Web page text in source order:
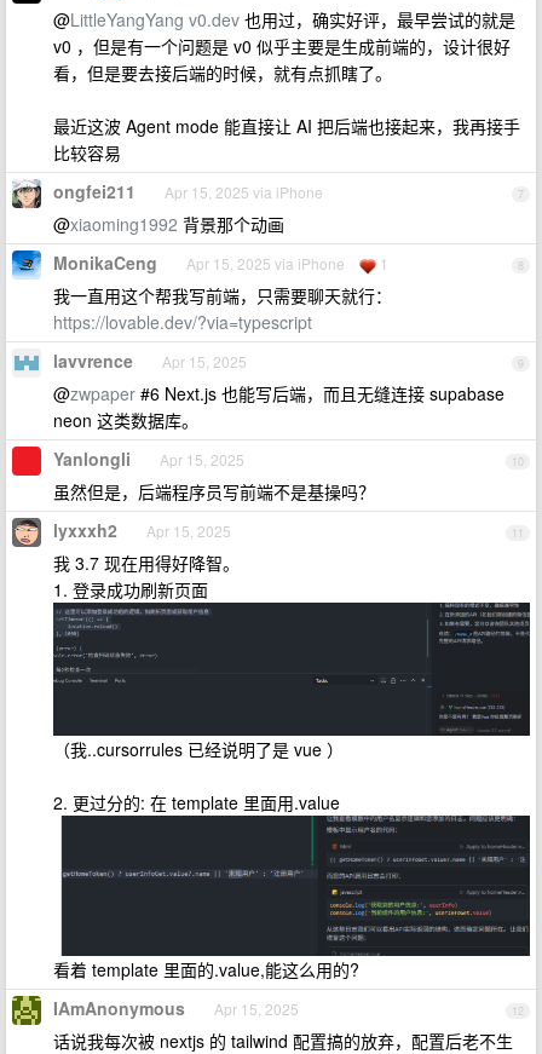
@LittleYangYang v0.dev 也用过，确实好评，最早尝试的就是
v0 ，但是有一个问题是 v0 似乎主要是生成前端的，设计很好
看，但是要去接后端的时候，就有点抓瞎了。
最近这波 Agent mode 能直接让 AI 把后端也接起来，我再接手
比较容易
7
ongfei211 Apr 15, 2025 via iPhone
@xiaoming1992 背景那个动画
8
MonikaCeng Apr 15, 2025 via iPhone 1
我一直用这个帮我写前端，只需要聊天就行：
https://lovable.dev/?via=typescript
9
lavvrence Apr 15, 2025
@zwpaper #6 Next.js 也能写后端，而且无缝连接 supabase
neon 这类数据库。
10
Yanlongli Apr 15, 2025
虽然但是，后端程序员写前端不是基操吗？
11
lyxxxh2 Apr 15, 2025
我 3.7 现在用得好降智。
1. 登录成功刷新页面
（我..cursorrules 已经说明了是 vue ）
2. 更过分的: 在 template 里面用.value
看着 template 里面的.value,能这么用的?
12
IAmAnonymous Apr 15, 2025
话说我每次被 nextjs 的 tailwind 配置搞的放弃，配置后老不生